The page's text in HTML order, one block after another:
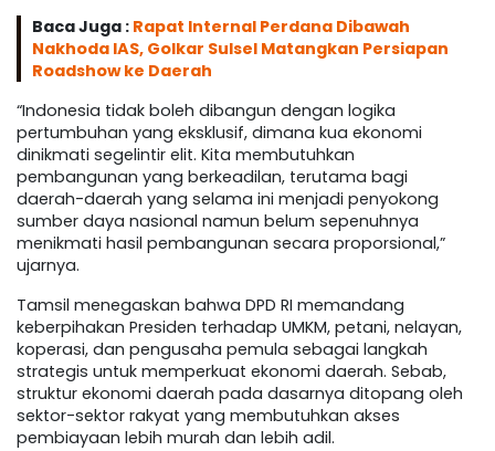
Baca Juga : Rapat Internal Perdana Dibawah
Nakhoda IAS, Golkar Sulsel Matangkan Persiapan
Roadshow ke Daerah
“Indonesia tidak boleh dibangun dengan logika
pertumbuhan yang eksklusif, dimana kua ekonomi
dinikmati segelintir elit. Kita membutuhkan
pembangunan yang berkeadilan, terutama bagi
daerah-daerah yang selama ini menjadi penyokong
sumber daya nasional namun belum sepenuhnya
menikmati hasil pembangunan secara proporsional,”
ujarnya.
Tamsil menegaskan bahwa DPD RI memandang
keberpihakan Presiden terhadap UMKM, petani, nelayan,
koperasi, dan pengusaha pemula sebagai langkah
strategis untuk memperkuat ekonomi daerah. Sebab,
struktur ekonomi daerah pada dasarnya ditopang oleh
sektor-sektor rakyat yang membutuhkan akses
pembiayaan lebih murah dan lebih adil.